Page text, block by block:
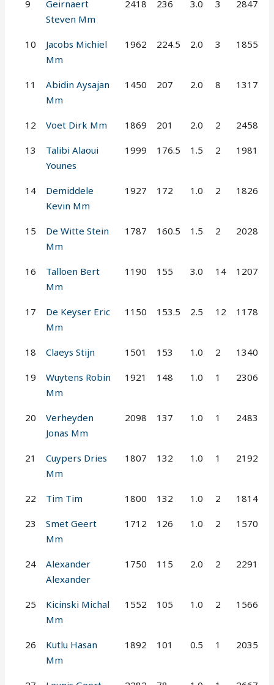
9
Geirnaert
Steven Mm
2418 236 3.0 3 2847
10
Jacobs Michiel
Mm
1962 224.5 2.0 3 1855
11
Abidin Aysajan
Mm
1450 207 2.0 8 1317
12 Voet Dirk Mm 1869 201 2.0 2 2458
13
Talibi Alaoui
Younes
1999 176.5 1.5 2 1981
14
Demiddele
Kevin Mm
1927 172 1.0 2 1826
15
De Witte Stein
Mm
1787 160.5 1.5 2 2028
16
Talloen Bert
Mm
1190 155 3.0 14 1207
17
De Keyser Eric
Mm
1150 153.5 2.5 12 1178
18 Claeys Stijn 1501 153 1.0 2 1340
19
Wuytens Robin
Mm
1921 148 1.0 1 2306
20
Verheyden
Jonas Mm
2098 137 1.0 1 2483
21
Cuypers Dries
Mm
1807 132 1.0 1 2192
22 Tim Tim 1800 132 1.0 2 1814
23
Smet Geert
Mm
1712 126 1.0 2 1570
24
Alexander
Alexander
1750 115 2.0 2 2291
25
Kicinski Michal
Mm
1552 105 1.0 2 1566
26
Kutlu Hasan
Mm
1892 101 0.5 1 2035